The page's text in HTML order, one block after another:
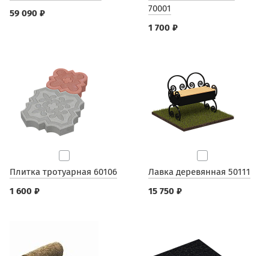
59 090 ₽
70001
1 700 ₽
Плитка тротуарная 60106
1 600 ₽
Лавка деревянная 50111
15 750 ₽